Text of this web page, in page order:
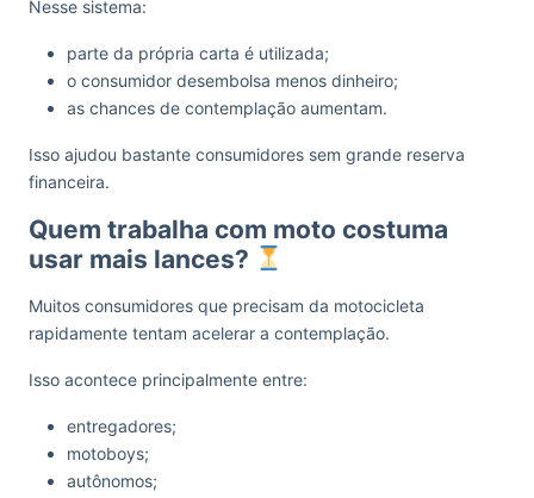
Nesse sistema:
parte da própria carta é utilizada;
o consumidor desembolsa menos dinheiro;
as chances de contemplação aumentam.
Isso ajudou bastante consumidores sem grande reserva
financeira.
Quem trabalha com moto costuma
usar mais lances?
Muitos consumidores que precisam da motocicleta
rapidamente tentam acelerar a contemplação.
Isso acontece principalmente entre:
entregadores;
motoboys;
autônomos;